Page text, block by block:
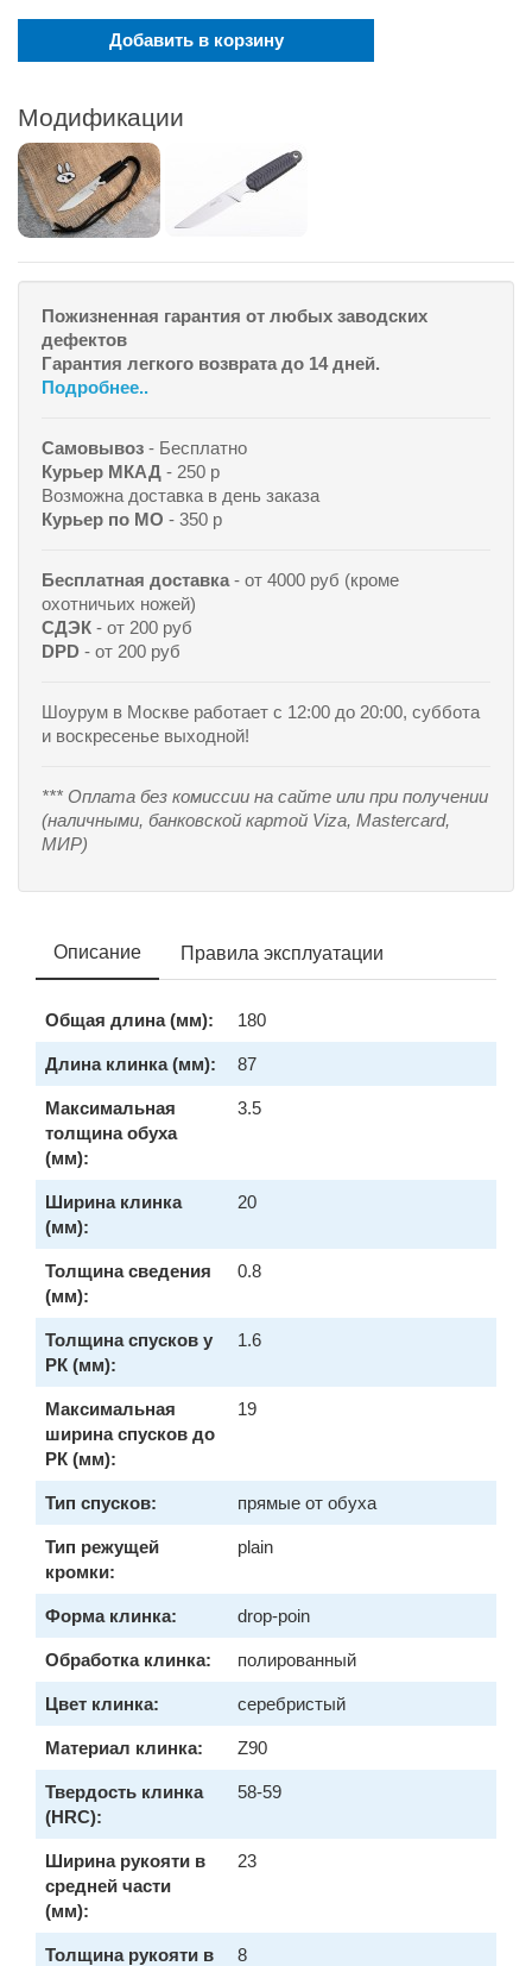
Добавить в корзину
Модификации
Пожизненная гарантия от любых заводских
дефектов
Гарантия легкого возврата до 14 дней.
Подробнее..
Самовывоз - Бесплатно
Курьер МКАД - 250 р
Возможна доставка в день заказа
Курьер по МО - 350 р
Бесплатная доставка - от 4000 руб (кроме
охотничьих ножей)
СДЭК - от 200 руб
DPD - от 200 руб
Шоурум в Москве работает с 12:00 до 20:00, суббота
и воскресенье выходной!
*** Оплата без комиссии на сайте или при получении
(наличными, банковской картой Viza, Mastercard,
МИР)
Описание Правила эксплуатации
Общая длина (мм): 180
Длина клинка (мм): 87
Максимальная
толщина обуха
(мм):
3.5
Ширина клинка
(мм):
20
Толщина сведения
(мм):
0.8
Толщина спусков у
РК (мм):
1.6
Максимальная
ширина спусков до
РК (мм):
19
Тип спусков: прямые от обуха
Тип режущей
кромки:
plain
Форма клинка: drop-poin
Обработка клинка: полированный
Цвет клинка: серебристый
Материал клинка: Z90
Твердость клинка
(HRC):
58-59
Ширина рукояти в
средней части
(мм):
23
Толщина рукояти в
8